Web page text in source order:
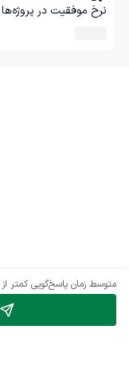
متوسط زمان پاسخ‌گویی کمتر از 1 ساعت
نرخ موفقیت در پروژه‌ها